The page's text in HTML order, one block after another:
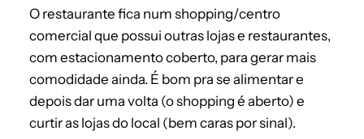
O restaurante fica num shopping/centro
comercial que possui outras lojas e restaurantes,
com estacionamento coberto, para gerar mais
comodidade ainda. É bom pra se alimentar e
depois dar uma volta (o shopping é aberto) e
curtir as lojas do local (bem caras por sinal).